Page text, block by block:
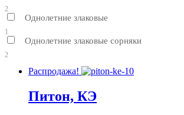
2
Однолетние злаковые
1
Однолетние злаковые сорняки
2
Распродажа!
Питон, КЭ